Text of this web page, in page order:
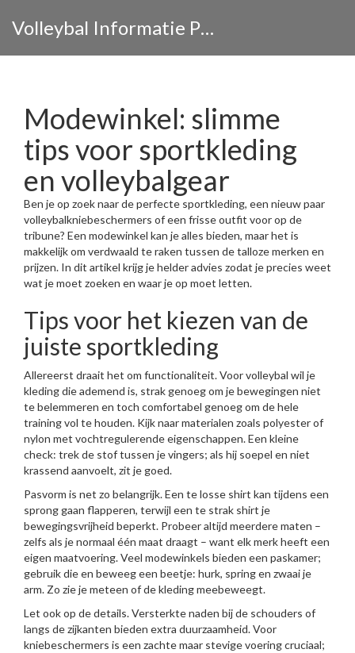
Volleybal Informatie Portaal
Modewinkel: slimme
tips voor sportkleding
en volleybalgear
Ben je op zoek naar de perfecte sportkleding, een nieuw paar
volleybalkniebeschermers of een frisse outfit voor op de
tribune? Een modewinkel kan je alles bieden, maar het is
makkelijk om verdwaald te raken tussen de talloze merken en
prijzen. In dit artikel krijg je helder advies zodat je precies weet
wat je moet zoeken en waar je op moet letten.
Tips voor het kiezen van de
juiste sportkleding
Allereerst draait het om functionaliteit. Voor volleybal wil je
kleding die ademend is, strak genoeg om je bewegingen niet
te belemmeren en toch comfortabel genoeg om de hele
training vol te houden. Kijk naar materialen zoals polyester of
nylon met vochtregulerende eigenschappen. Een kleine
check: trek de stof tussen je vingers; als hij soepel en niet
krassend aanvoelt, zit je goed.
Pasvorm is net zo belangrijk. Een te losse shirt kan tijdens een
sprong gaan flapperen, terwijl een te strak shirt je
bewegingsvrijheid beperkt. Probeer altijd meerdere maten –
zelfs als je normaal één maat draagt – want elk merk heeft een
eigen maatvoering. Veel modewinkels bieden een paskamer;
gebruik die en beweeg een beetje: hurk, spring en zwaai je
arm. Zo zie je meteen of de kleding mee­beweegt.
Let ook op de details. Versterkte naden bij de schouders of
langs de zijkanten bieden extra duurzaamheid. Voor
kniebeschermers is een zachte maar stevige voering cruciaal;